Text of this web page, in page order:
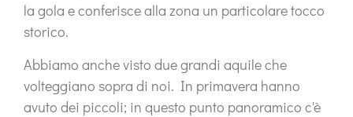
la gola e conferisce alla zona un particolare tocco
storico.
Abbiamo anche visto due grandi aquileche
volteggiano sopra di noi. In primavera hanno
avuto dei piccoli; in questo punto panoramico c'è